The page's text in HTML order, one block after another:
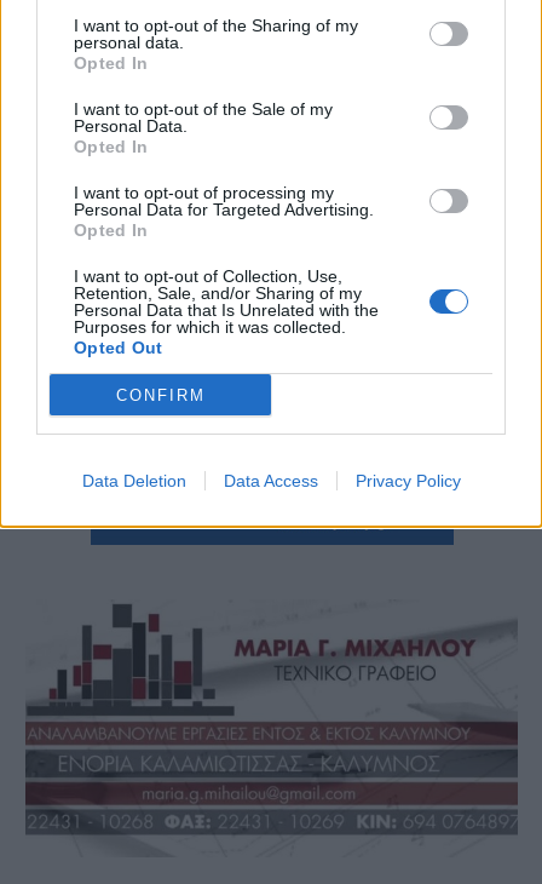
I want to opt-out of the Sharing of my
personal data.
Opted In
I want to opt-out of the Sale of my
Personal Data.
Opted In
I want to opt-out of processing my
Personal Data for Targeted Advertising.
Opted In
I want to opt-out of Collection, Use,
Retention, Sale, and/or Sharing of my
Personal Data that Is Unrelated with the
Purposes for which it was collected.
Opted Out
CONFIRM
Data Deletion Data Access Privacy Policy
ΡΟΔΙΝΙ: Η καρδιά της Ρόδου που πρέπει επιτέλους να
αναδειχθεί